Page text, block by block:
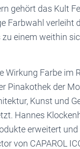
gehört das Kult
Farbwahl verleiht
einem weithin
Wirkung Farbe im
Pinakothek der
Kunst und
Hannes
erweitert
von CAPAROL